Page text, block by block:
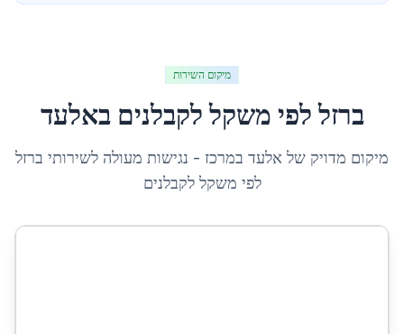
מיקום השירות
ברזל לפי משקל לקבלנים באלעד
מיקום מדויק של אלעד במרכז - נגישות מעולה לשירותי ברזל
לפי משקל לקבלנים